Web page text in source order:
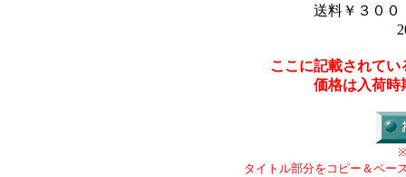
送料￥３００
ここに記載されて
価格は入荷時
タイトル部分をコピー＆ペー